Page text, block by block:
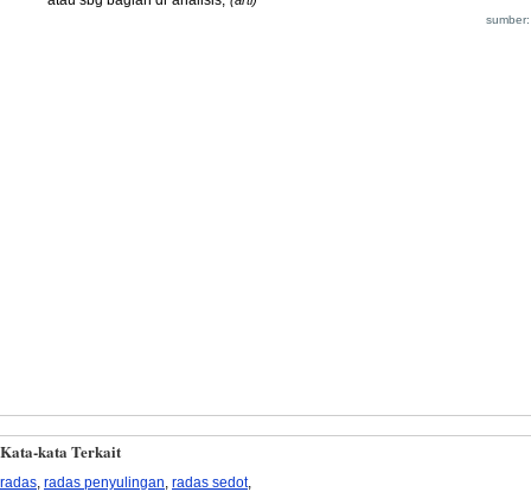
Kata-kata Terkait
radas radas penyulingan radas sedot,